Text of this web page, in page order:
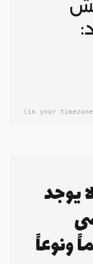
يوجد
ونوعاً